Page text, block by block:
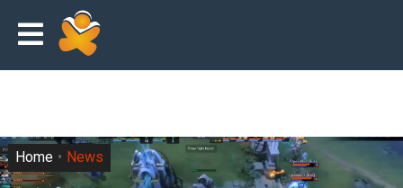
Home News